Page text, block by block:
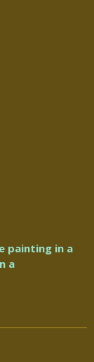
painting in a
a